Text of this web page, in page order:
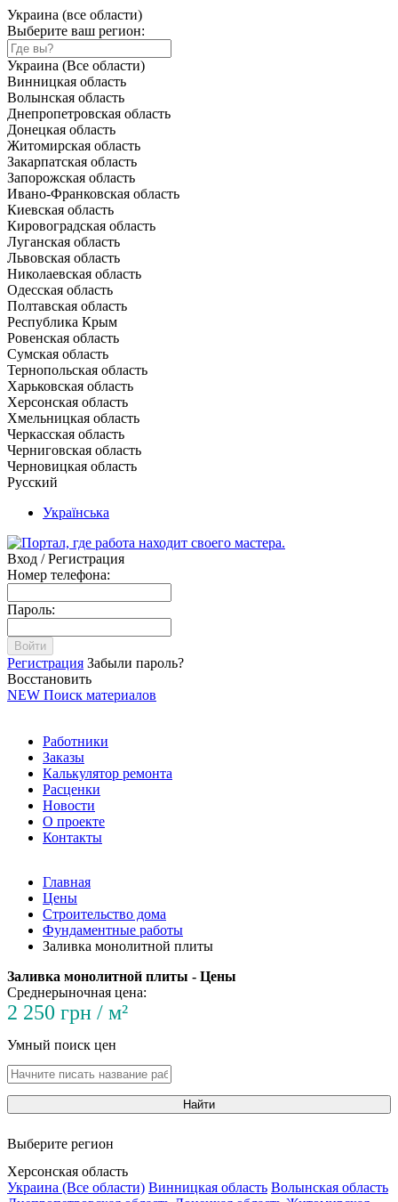
Украина (все области)
Выберите ваш регион:
Украина (Все области)
Винницкая область
Волынская область
Днепропетровская область
Донецкая область
Житомирская область
Закарпатская область
Запорожская область
Ивано-Франковская область
Киевская область
Кировоградская область
Луганская область
Львовская область
Николаевская область
Одесская область
Полтавская область
Республика Крым
Ровенская область
Сумская область
Тернопольская область
Харьковская область
Херсонская область
Хмельницкая область
Черкасская область
Черниговская область
Черновицкая область
Русский
Українська
Вход / Регистрация
Номер телефона:
Пароль:
Войти
Регистрация Забыли пароль?
Восстановить
NEW Поиск материалов
Работники
Заказы
Калькулятор ремонта
Расценки
Новости
О проекте
Контакты
Главная
Цены
Строительство дома
Фундаментные работы
Заливка монолитной плиты
Заливка монолитной плиты - Цены
Среднерыночная цена:
2 250 грн / м²
Умный поиск цен
Найти
Выберите регион
Херсонская область
Украина (Все области) Винницкая область Волынская область